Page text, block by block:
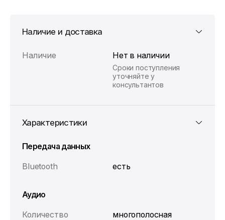
Наличие и доставка
Наличие Нет в наличии
Сроки поступления
уточняйте у
консультантов
Характеристики
Передача данных
Bluetooth
есть
Аудио
Количество
многополосная